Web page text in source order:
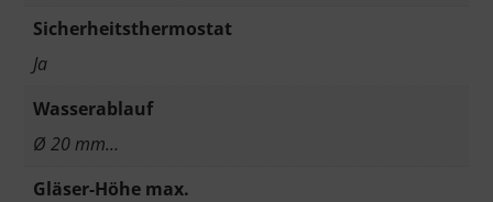
Sicherheitsthermostat
Ja
Wasserablauf
Ø 20 mm…
Gläser-Höhe max.